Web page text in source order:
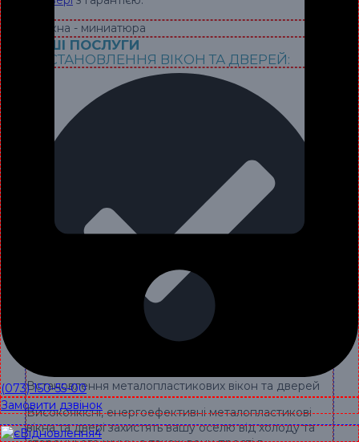
(073) 150-55-00
Замовити дзвінок
НАШІ ПОСЛУГИ
З ВСТАНОВЛЕННЯ ВІКОН ТА ДВЕРЕЙ:
Встановлення металопластикових вікон та дверей
Високоякісні, енергоефективні металопластикові
вікна та двері захистять вашу оселю від холоду та